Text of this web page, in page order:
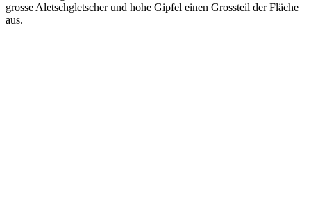
grosse Aletschgletscher und hohe Gipfel einen Grossteil der Fläche
aus.